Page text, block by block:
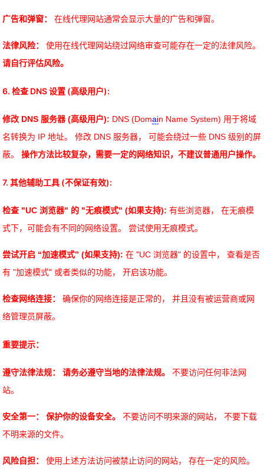
广告和弹窗： 在线代理网站通常会显示大量的广告和弹窗。
法律风险：
使用在线代理网站绕过网络审查可能存在一定的法律风险。
请自行评估风险。
6. 检查 DNS 设置 (高级用户):
修改 DNS 服务器 (高级用户): DNS (Domain Name System) 用于将域
名转换为 IP 地址。 修改 DNS 服务器， 可能会绕过一些 DNS 级别的屏
蔽。操作方法比较复杂，需要一定的网络知识，不建议普通用户操作。
7. 其他辅助工具 (不保证有效):
检查 "UC 浏览器" 的 "无痕模式" (如果支持): 有些浏览器， 在无痕模
式下，可能会有不同的网络设置。 尝试使用无痕模式。
尝试开启 “加速模式” (如果支持): 在 "UC 浏览器" 的设置中， 查看是否
有 "加速模式" 或者类似的功能， 开启该功能。
检查网络连接：
确保你的网络连接是正常的， 并且没有被运营商或网
络管理员屏蔽。
重要提示：
遵守法律法规： 请务必遵守当地的法律法规。
不要访问任何非法网
站。
安全第一： 保护你的设备安全。
不要访问不明来源的网站， 不要下载
不明来源的文件。
风险自担：
使用上述方法访问被禁止访问的网站， 存在一定的风险。